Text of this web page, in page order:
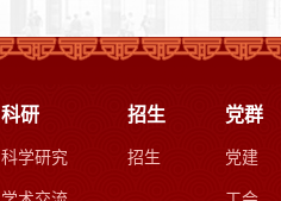
科研
科学研究
招生
招生
党群
党建